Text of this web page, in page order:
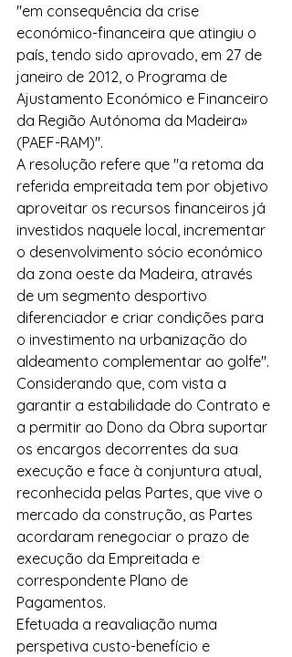
"em consequência da crise
económico-financeira que atingiu o
país, tendo sido aprovado, em 27 de
janeiro de 2012, o Programa de
Ajustamento Económico e Financeiro
da Região Autónoma da Madeira»
(PAEF-RAM)".
A resolução refere que "a retoma da
referida empreitada tem por objetivo
aproveitar os recursos financeiros já
investidos naquele local, incrementar
o desenvolvimento sócio económico
da zona oeste da Madeira, através
de um segmento desportivo
diferenciador e criar condições para
o investimento na urbanização do
aldeamento complementar ao golfe".
Considerando que, com vista a
garantir a estabilidade do Contrato e
a permitir ao Dono da Obra suportar
os encargos decorrentes da sua
execução e face à conjuntura atual,
reconhecida pelas Partes, que vive o
mercado da construção, as Partes
acordaram renegociar o prazo de
execução da Empreitada e
correspondente Plano de
Pagamentos.
Efetuada a reavaliação numa
perspetiva custo-benefício e